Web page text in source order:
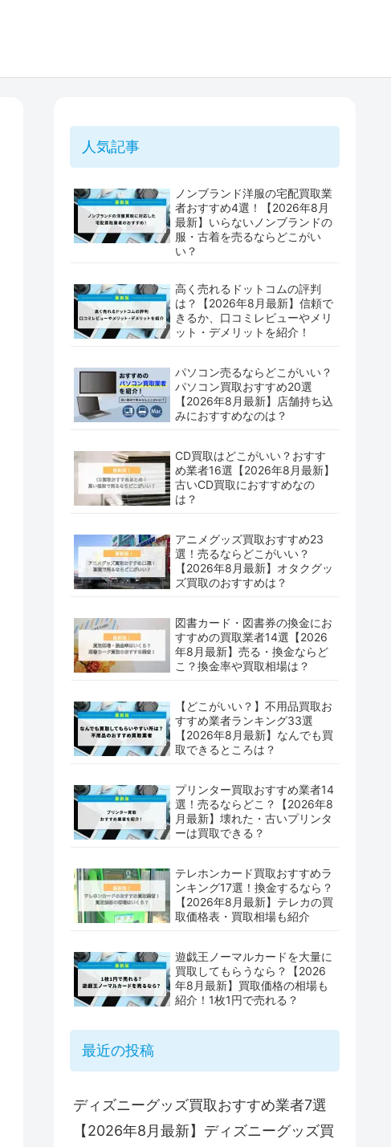
人気記事
ノンブランド洋服の宅配買取業
者おすすめ4選！【2026年8月
最新】いらないノンブランドの
服・古着を売るならどこがい
い？
高く売れるドットコムの評判
は？【2026年8月最新】信頼で
きるか、口コミレビューやメリ
ット・デメリットを紹介！
パソコン売るならどこがいい？
パソコン買取おすすめ20選
【2026年8月最新】店舗持ち込
みにおすすめなのは？
CD買取はどこがいい？おすす
め業者16選【2026年8月最新】
古いCD買取におすすめなの
は？
アニメグッズ買取おすすめ23
選！売るならどこがいい？
【2026年8月最新】オタクグッ
ズ買取のおすすめは？
図書カード・図書券の換金にお
すすめの買取業者14選【2026
年8月最新】売る・換金ならど
こ？換金率や買取相場は？
【どこがいい？】不用品買取お
すすめ業者ランキング33選
【2026年8月最新】なんでも買
取できるところは？
プリンター買取おすすめ業者14
選！売るならどこ？【2026年8
月最新】壊れた・古いプリンタ
ーは買取できる？
テレホンカード買取おすすめラ
ンキング17選！換金するなら？
【2026年8月最新】テレカの買
取価格表・買取相場も紹介
遊戯王ノーマルカードを大量に
買取してもらうなら？【2026
年8月最新】買取価格の相場も
紹介！1枚1円で売れる？
最近の投稿
ディズニーグッズ買取おすすめ業者7選
【2026年8月最新】ディズニーグッズ買